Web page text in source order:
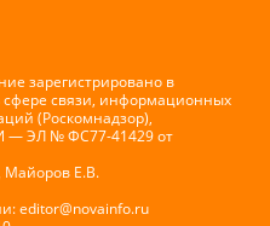
зарегистрировано в
сфере связи, информационных
(Роскомнадзор),
— ЭЛ № ФС77-41429 от
Майоров Е.В.
editor@novainfo.ru